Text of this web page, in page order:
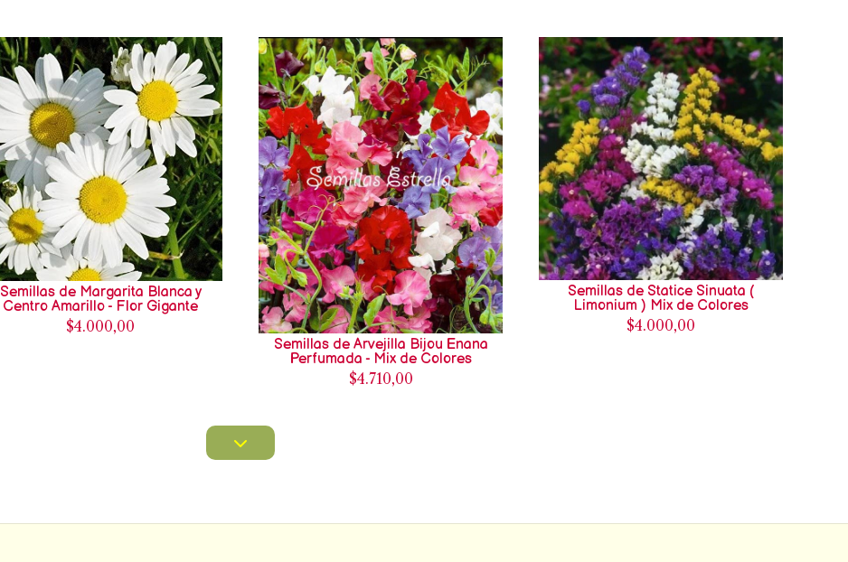
Semillas de Margarita Blanca y
Centro Amarillo - Flor Gigante
$4.000,00
Semillas de Arvejilla Bijou Enana
Perfumada - Mix de Colores
$4.710,00
Semillas de Statice Sinuata (
Limonium ) Mix de Colores
$4.000,00